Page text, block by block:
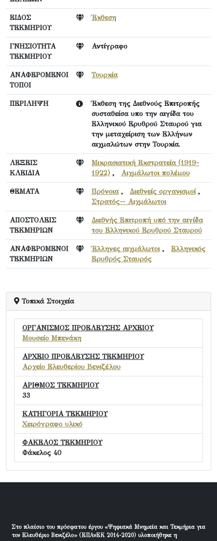
ΕΙΔΟΣ
ΤΕΚΜΗΡΙΟΥ
Έκθεση
ΓΝΗΣΙΟΤΗΤΑ
ΤΕΚΜΗΡΙΟΥ
Αντίγραφο
ΑΝΑΦΕΡΟΜΕΝΟΙ
ΤΟΠΟΙ
Τουρκία
ΠΕΡΙΛΗΨΗ
Έκθεση της Διεθνούς Επιτροπής
συσταθείσα υπο την αιγίδα του
Ελληνικού Ερυθρού Σταυρού για
την μεταχείριση των Ελλήνων
αιχμαλώτων στην Τουρκία.
ΛΕΞΕΙΣ
ΚΛΕΙΔΙΑ
Μικρασιατική Εκστρατεία (1919-
1922) , Αιχμάλωτοι πολέμου
ΘΕΜΑΤΑ Πρόνοια, Διεθνείς οργανισμοί,
Στρατός-- Αιχμάλωτοι
ΑΠΟΣΤΟΛΕΙΣ
ΤΕΚΜΗΡΙΩΝ
Διεθνής Επιτροπή υπό την αιγίδα
του Ελληνικού Ερυθρού Σταυρού
ΑΝΑΦΕΡΟΜΕΝΟΙ
ΤΕΚΜΗΡΙΩΝ
Έλληνες αιχμάλωτοι, Ελληνικός
Ερυθρός Σταυρός
Τοπικά Στοιχεία
ΟΡΓΑΝΙΣΜΟΣ ΠΡΟΕΛΕΥΣΗΣ ΑΡΧΕΙΟΥ
Μουσείο Μπενάκη
ΑΡΧΕΙΟ ΠΡΟΕΛΕΥΣΗΣ ΤΕΚΜΗΡΙΟΥ
Αρχείο Ελευθερίου Βενιζέλου
ΑΡΙΘΜΟΣ ΤΕΚΜΗΡΙΟΥ
33
ΚΑΤΗΓΟΡΙΑ ΤΕΚΜΗΡΙΟΥ
Χειρόγραφο υλικό
ΦΑΚΕΛΟΣ ΤΕΚΜΗΡΙΟΥ
Φάκελος 40
Στο πλαίσιο του πρόσφατου έργου «Ψηφιακά Μνημεία και Τεκμήρια για
τον Ελευθέριο Βενιζέλο» (ΕΠΑνΕΚ 2014-2020) υλοποιήθηκε η